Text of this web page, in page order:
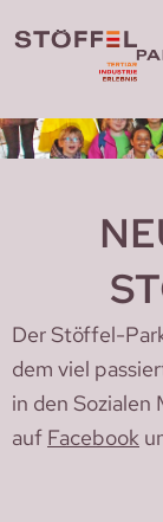
Der Stöffel-
dem viel
in den
auf Facebook